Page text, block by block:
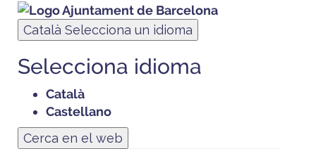
Català Selecciona un idioma
Selecciona idioma
Català
Castellano
Cerca en el web